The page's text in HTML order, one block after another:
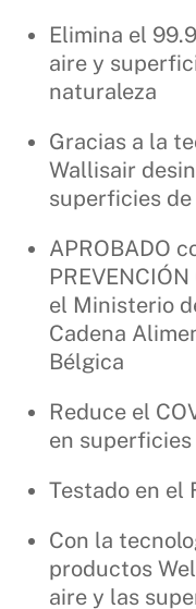
Elimina el
aire y
naturaleza
Gracias a la
Wallisair
superficies
APROBADO
el Ministerio
Cadena
Bélgica
Reduce el
en superficies
Testado en el
Con la
productos
aire y las